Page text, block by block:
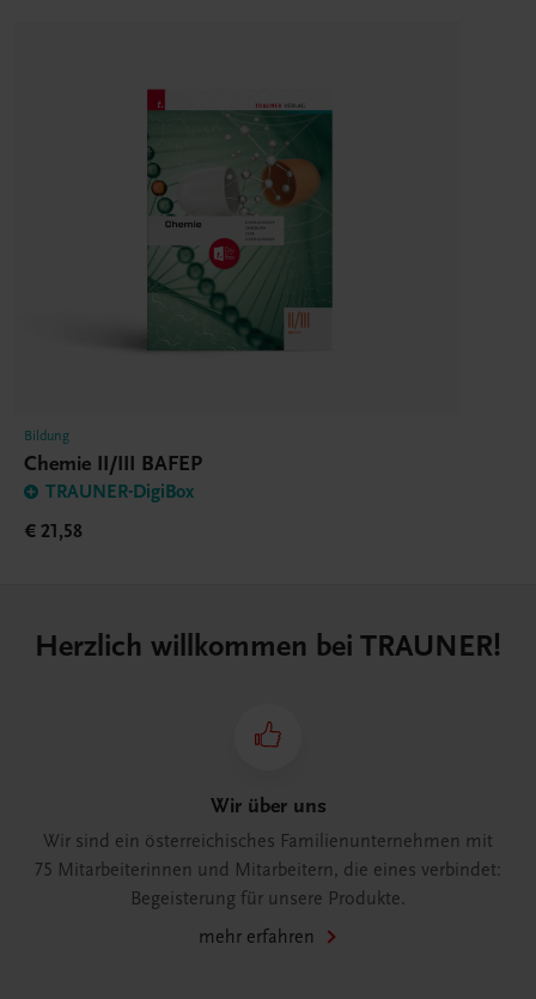
Bildung
Chemie II/III BAFEP
TRAUNER-DigiBox
€ 21,58
Herzlich willkommen bei TRAUNER!
Wir über uns
Wir sind ein österreichisches Familienunternehmen mit
75 Mitarbeiterinnen und Mitarbeitern, die eines verbindet:
Begeisterung für unsere Produkte.
mehr erfahren